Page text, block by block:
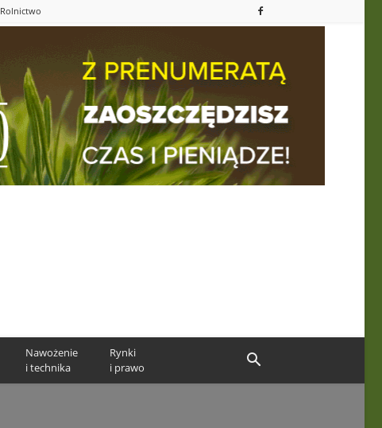
Rolnictwo
Nawożenie
i technika
Rynki
i prawo